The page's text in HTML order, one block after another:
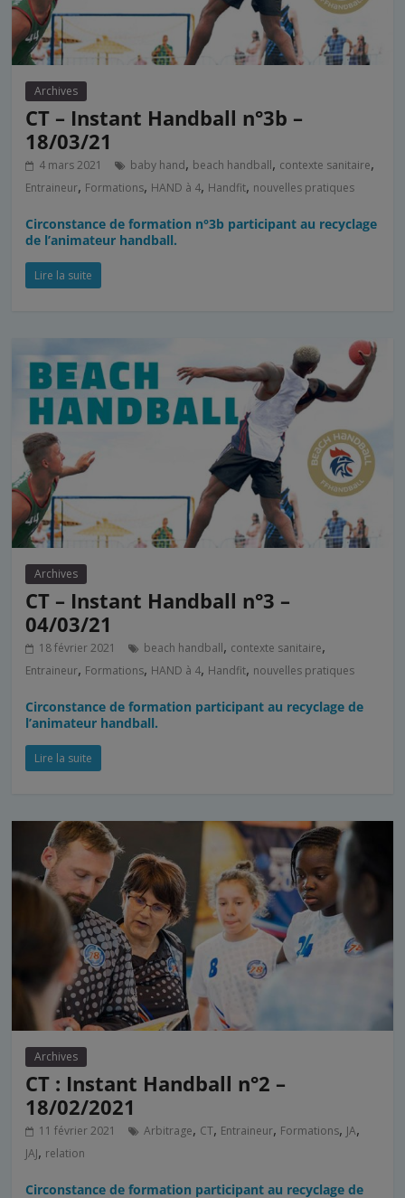
Archives
CT – Instant Handball n°3b –
18/03/21
4 mars 2021 baby hand, beach handball, contexte sanitaire,
Entraineur, Formations, HAND à 4, Handfit, nouvelles pratiques
Circonstance de formation n°3b participant au recyclage
de l’animateur handball.
Lire la suite
Archives
CT – Instant Handball n°3 –
04/03/21
18 février 2021 beach handball, contexte sanitaire,
Entraineur, Formations, HAND à 4, Handfit, nouvelles pratiques
Circonstance de formation participant au recyclage de
l’animateur handball.
Lire la suite
Archives
CT : Instant Handball n°2 –
18/02/2021
11 février 2021 Arbitrage, CT, Entraineur, Formations, JA,
JAJ, relation
Circonstance de formation participant au recyclage de